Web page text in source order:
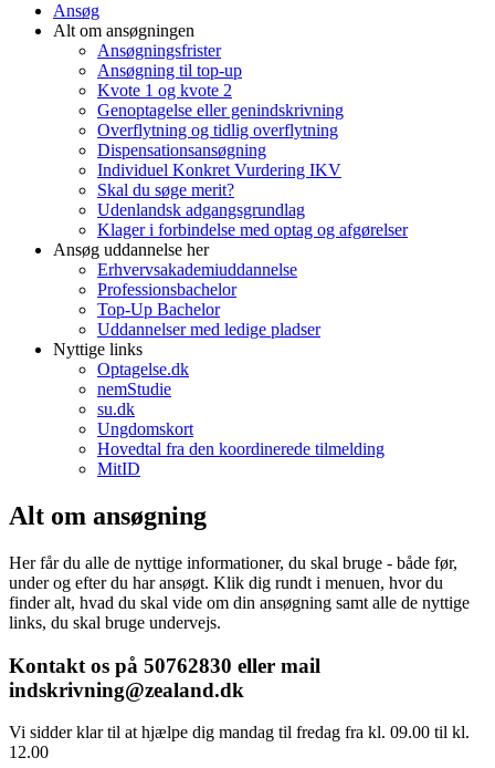
Ansøg
Alt om ansøgningen
Ansøgningsfrister
Ansøgning til top-up
Kvote 1 og kvote 2
Genoptagelse eller genindskrivning
Overflytning og tidlig overflytning
Dispensationsansøgning
Individuel Konkret Vurdering IKV
Skal du søge merit?
Udenlandsk adgangsgrundlag
Klager i forbindelse med optag og afgørelser
Ansøg uddannelse her
Erhvervsakademiuddannelse
Professionsbachelor
Top-Up Bachelor
Uddannelser med ledige pladser
Nyttige links
Optagelse.dk
nemStudie
su.dk
Ungdomskort
Hovedtal fra den koordinerede tilmelding
MitID
Alt om ansøgning
Her får du alle de nyttige informationer, du skal bruge - både før,
under og efter du har ansøgt. Klik dig rundt i menuen, hvor du
finder alt, hvad du skal vide om din ansøgning samt alle de nyttige
links, du skal bruge undervejs.
Kontakt os på 50762830 eller mail
indskrivning@zealand.dk
Vi sidder klar til at hjælpe dig mandag til fredag fra kl. 09.00 til kl.
12.00